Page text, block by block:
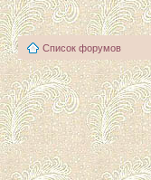
Список форумов